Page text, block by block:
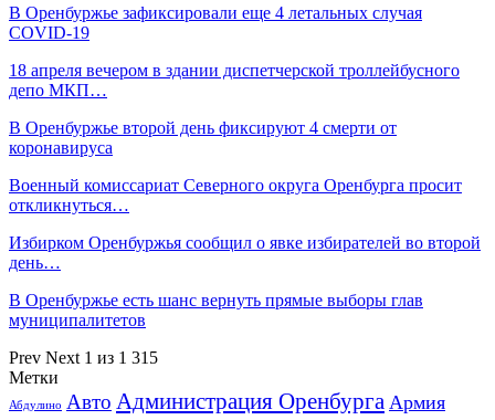
В Оренбуржье зафиксировали еще 4 летальных случая
COVID-19
18 апреля вечером в здании диспетчерской троллейбусного
депо МКП…
В Оренбуржье второй день фиксируют 4 смерти от
коронавируса
Военный комиссариат Северного округа Оренбурга просит
откликнуться…
Избирком Оренбуржья сообщил о явке избирателей во второй
день…
В Оренбуржье есть шанс вернуть прямые выборы глав
муниципалитетов
Prev Next 1 из 1 315
Метки
Абдулино Авто Администрация Оренбурга Армия